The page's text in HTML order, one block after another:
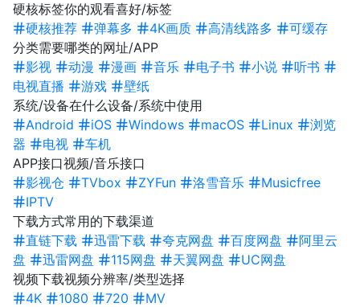
硬核标签你的观看喜好/标签
硬核推荐
弹幕多 4K画质 高清线路多
可缓存
分类需要哪类的网址/APP
影视
动漫 漫画 音乐 电子书 小说
听书
电视直播
游戏
壁纸
系统/设备在什么设备/系统中使用
Android
iOS Windows macOS Linux
浏览
器
电视
车机
APP接口视频/音乐接口
影视仓
TVbox ZYFun 洛雪音乐
Musicfree
IPTV
下载方式常用的下载渠道
直链下载
迅雷下载 夸克网盘 百度网盘
阿里云
盘
迅雷网盘 115网盘 天翼网盘
UC网盘
视频下载视频分辨率/类型选择
4K
1080 720
MV